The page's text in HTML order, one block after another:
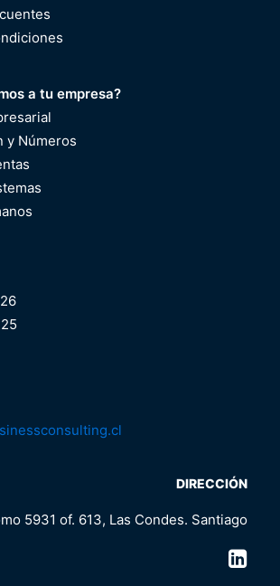
a tu empresa?
y Números
DIRECCIÓN
5931 of. 613, Las Condes. Santiago